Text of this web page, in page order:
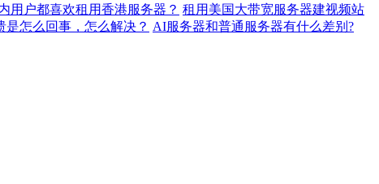
用户都喜欢租用香港服务器？ 租用美国大带宽服务器建视频站
是怎么回事，怎么解决？ AI服务器和普通服务器有什么差别?